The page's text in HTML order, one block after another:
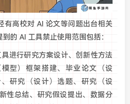
有高校对 AI 论文等问题出台相关
的 AI 工具禁止使用范围包括：
进行研究方案设计、创新性方法
型）框架搭建、毕业论文（设
研究（设计）选题、研究（设
性总结、研究假设提出、数据分